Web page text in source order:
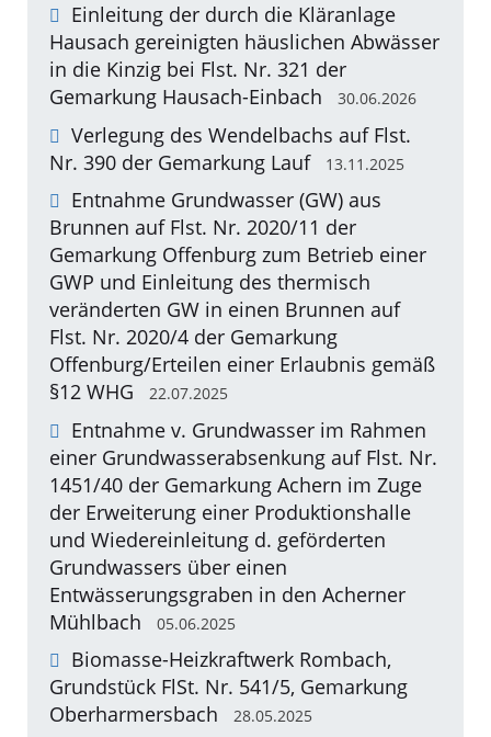
Einleitung der durch die Kläranlage
Hausach gereinigten häuslichen Abwässer
in die Kinzig bei Flst. Nr. 321 der
Gemarkung Hausach-Einbach
30.06.2026
Verlegung des Wendelbachs auf Flst.
Nr. 390 der Gemarkung Lauf
13.11.2025
Entnahme Grundwasser (GW) aus
Brunnen auf Flst. Nr. 2020/11 der
Gemarkung Offenburg zum Betrieb einer
GWP und Einleitung des thermisch
veränderten GW in einen Brunnen auf
Flst. Nr. 2020/4 der Gemarkung
Offenburg/Erteilen einer Erlaubnis gemäß
§12 WHG
22.07.2025
Entnahme v. Grundwasser im Rahmen
einer Grundwasserabsenkung auf Flst. Nr.
1451/40 der Gemarkung Achern im Zuge
der Erweiterung einer Produktionshalle
und Wiedereinleitung d. geförderten
Grundwassers über einen
Entwässerungsgraben in den Acherner
Mühlbach
05.06.2025
Biomasse-Heizkraftwerk Rombach,
Grundstück FlSt. Nr. 541/5, Gemarkung
Oberharmersbach
28.05.2025